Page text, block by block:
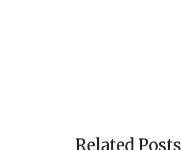
Related Posts